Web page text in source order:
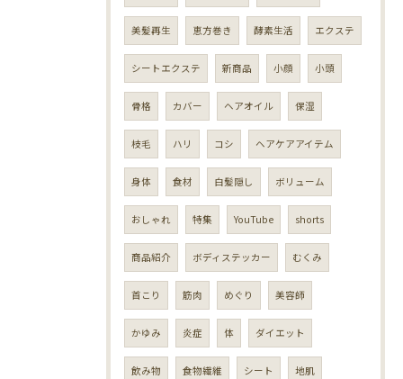
美髪再生 恵方巻き 酵素生活 エクステ
シートエクステ 新商品 小顔 小頭
骨格 カバー ヘアオイル 保湿
枝毛 ハリ コシ ヘアケアアイテム
身体 食材 白髪隠し ボリューム
おしゃれ 特集 YouTube shorts
商品紹介 ボディステッカー むくみ
首こり 筋肉 めぐり 美容師
かゆみ 炎症 体 ダイエット
飲み物 食物繊維 シート 地肌